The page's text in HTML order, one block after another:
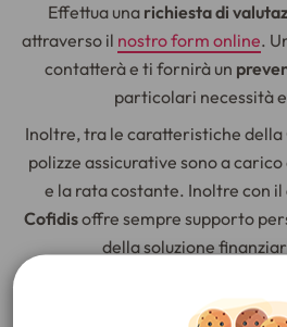
Effettua una richiesta di
attraverso il nostro form online.
contatterà e ti fornirà un
particolari necessità
Inoltre, tra le caratteristiche della
polizze assicurative sono a carico
e la rata costante. Inoltre con il
Cofidisoffre sempre supporto
della soluzione